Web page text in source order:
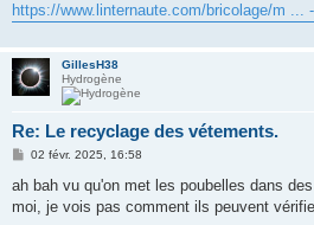
https://www.linternaute.com/bricolage/m ...
GillesH38
Hydrogène
Re: Le recyclage des vétements.
M
s
a
02 févr. 2025, 16:58
ah bah vu qu'on met les poubelles dans
moi, je vois pas comment ils peuvent